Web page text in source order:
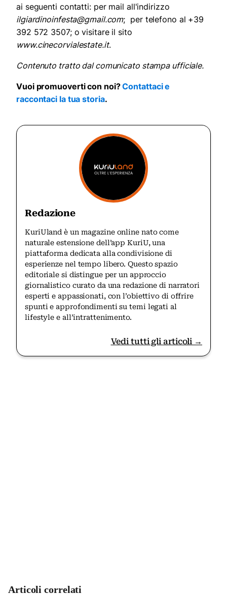
ai seguenti contatti: per mail all'indirizzo
ilgiardinoinfesta@gmail.com; per telefono al +39
392 572 3507; o visitare il sito
www.cinecorvialestate.it.
Contenuto tratto dal comunicato stampa ufficiale.
Vuoi promuoverti con noi?Contattaci e
raccontaci la tua storia.
Redazione
KuriUland è un magazine online nato come
naturale estensione dell’app KuriU, una
piattaforma dedicata alla condivisione di
esperienze nel tempo libero. Questo spazio
editoriale si distingue per un approccio
giornalistico curato da una redazione di narratori
esperti e appassionati, con l’obiettivo di offrire
spunti e approfondimenti su temi legati al
lifestyle e all’intrattenimento.
Vedi tutti gli articoli →
Articoli correlati